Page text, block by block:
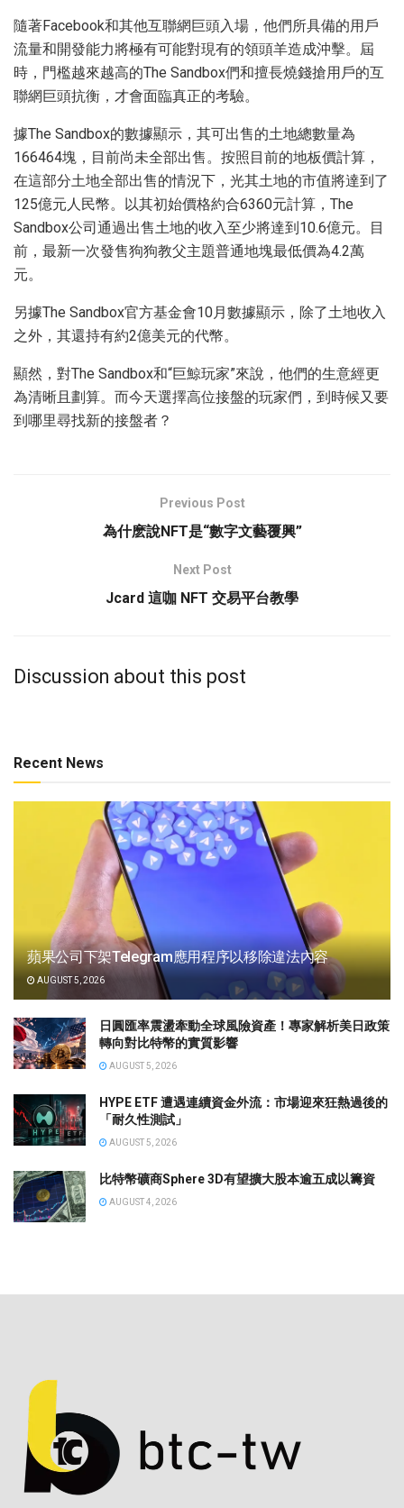
隨著Facebook和其他互聯網巨頭入場，他們所具備的用戶
流量和開發能力將極有可能對現有的領頭羊造成沖擊。屆
時，門檻越來越高的The Sandbox們和擅長燒錢搶用戶的互
聯網巨頭抗衡，才會面臨真正的考驗。
據The Sandbox的數據顯示，其可出售的土地總數量為
166464塊，目前尚未全部出售。按照目前的地板價計算，
在這部分土地全部出售的情況下，光其土地的市值將達到了
125億元人民幣。以其初始價格約合6360元計算，The
Sandbox公司通過出售土地的收入至少將達到10.6億元。目
前，最新一次發售狗狗教父主題普通地塊最低價為4.2萬
元。
另據The Sandbox官方基金會10月數據顯示，除了土地收入
之外，其還持有約2億美元的代幣。
顯然，對The Sandbox和“巨鯨玩家”來說，他們的生意經更
為清晰且劃算。而今天選擇高位接盤的玩家們，到時候又要
到哪里尋找新的接盤者？
Previous Post
為什麽說NFT是“數字文藝覆興”
Next Post
Jcard 這咖 NFT 交易平台教學
Discussion about this post
Recent News
蘋果公司下架Telegram應用程序以移除違法內容
AUGUST 5, 2026
日圓匯率震盪牽動全球風險資產！專家解析美日政策
轉向對比特幣的實質影響
AUGUST 5, 2026
HYPE ETF 遭遇連續資金外流：市場迎來狂熱過後的
「耐久性測試」
AUGUST 5, 2026
比特幣礦商Sphere 3D有望擴大股本逾五成以籌資
AUGUST 4, 2026